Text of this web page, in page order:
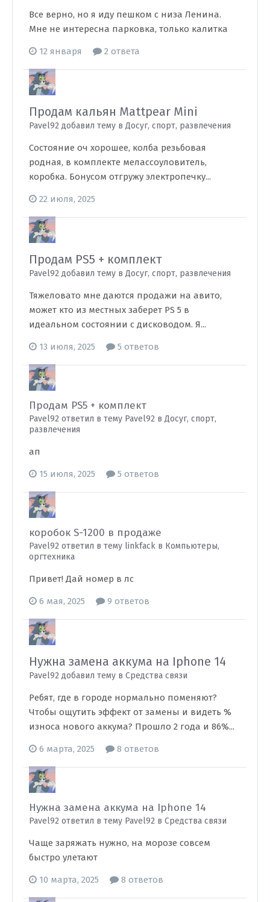
Все верно, но я иду пешком с низа Ленина.
Мне не интересна парковка, только калитка
12 января 2 ответа
Продам кальян Mattpear Mini
Pavel92 добавил тему в Досуг, спорт, развлечения
Состояние оч хорошее, колба резьбовая
родная, в комплекте мелассоуловитель,
коробка. Бонусом отгружу электропечку...
22 июля, 2025
Продам PS5 + комплект
Pavel92 добавил тему в Досуг, спорт, развлечения
Тяжеловато мне даются продажи на авито,
может кто из местных заберет PS 5 в
идеальном состоянии с дисководом. Я...
13 июля, 2025 5 ответов
Продам PS5 + комплект
Pavel92 ответил в тему Pavel92 в Досуг, спорт,
развлечения
ап
15 июля, 2025 5 ответов
коробок S-1200 в продаже
Pavel92 ответил в тему linkfack в Компьютеры,
оргтехника
Привет! Дай номер в лс
6 мая, 2025 9 ответов
Нужна замена аккума на Iphone 14
Pavel92 добавил тему в Средства связи
Ребят, где в городе нормально поменяют?
Чтобы ощутить эффект от замены и видеть %
износа нового аккума? Прошло 2 года и 86%...
6 марта, 2025 8 ответов
Нужна замена аккума на Iphone 14
Pavel92 ответил в тему Pavel92 в Средства связи
Чаще заряжать нужно, на морозе совсем
быстро улетают
10 марта, 2025 8 ответов